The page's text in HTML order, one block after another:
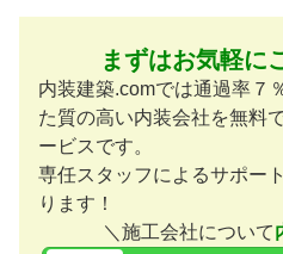
まずはお気軽に
内装建築.comでは通過率７
た質の高い内装会社を無料
ービスです。
専任スタッフによるサポー
ります！
＼施工会社について